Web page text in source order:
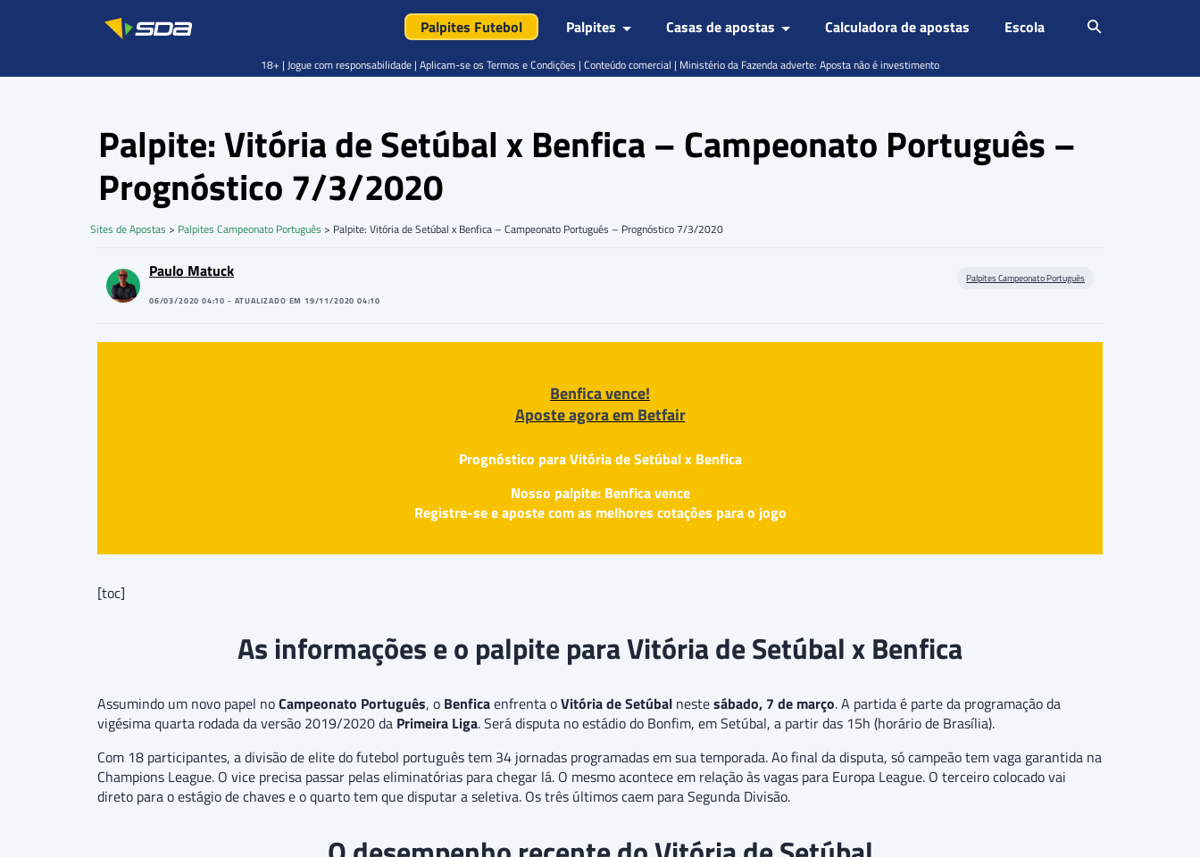
Palpites Futebol Palpites Casas de apostas Calculadora de apostas Escola
Palpite: Vitória de Setúbal x Benfica – Campeonato Português –
Prognóstico 7/3/2020
Sites de Apostas > Palpites Campeonato Português > Palpite: Vitória de Setúbal x Benfica – Campeonato Português – Prognóstico 7/3/2020
Paulo Matuck
06/03/2020 04:10 - ATUALIZADO EM 19/11/2020 04:10
Palpites Campeonato Português
Benfica vence!
Aposte agora em Betfair
Prognóstico para Vitória de Setúbal x Benfica
Nosso palpite: Benfica vence
Registre-se e aposte com as melhores cotações para o jogo
[toc]
As informações e o palpite para Vitória de Setúbal x Benfica
Assumindo um novo papel noCampeonato Português, o Benficaenfrenta oVitória de Setúbal nestesábado, 7 de março. A partida é parte da programação da
vigésima quarta rodada da versão 2019/2020 da Primeira Liga. Será disputa no estádio do Bonfim, em Setúbal, a partir das 15h (horário de Brasília).
Com 18 participantes, a divisão de elite do futebol português tem 34 jornadas programadas em sua temporada. Ao final da disputa, só campeão tem vaga garantida na
Champions League. O vice precisa passar pelas eliminatórias para chegar lá. O mesmo acontece em relação às vagas para Europa League. O terceiro colocado vai
direto para o estágio de chaves e o quarto tem que disputar a seletiva. Os três últimos caem para Segunda Divisão.
18+ | Jogue com responsabilidade | Aplicam-se os Termos e Condições | Conteúdo comercial | Ministério da Fazenda adverte: Aposta não é investimento